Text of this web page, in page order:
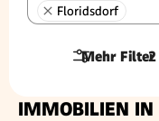
Floridsdorf
Mehr Filter
2
IMMOBILIEN IN